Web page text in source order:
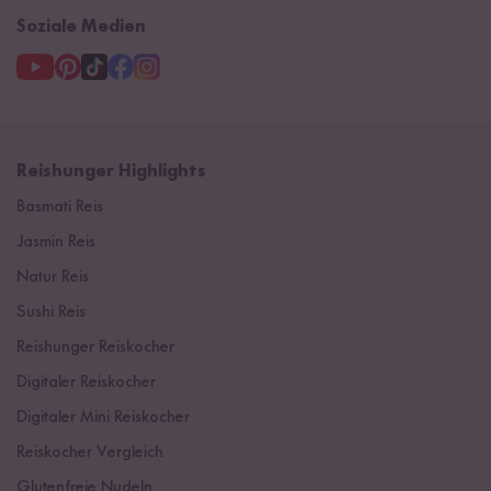
Soziale Medien
Reishunger Highlights
Basmati Reis
Jasmin Reis
Natur Reis
Sushi Reis
Reishunger Reiskocher
Digitaler Reiskocher
Digitaler Mini Reiskocher
Reiskocher Vergleich